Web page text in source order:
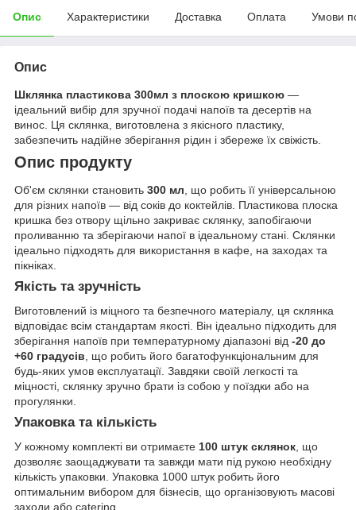
Опис Характеристики Доставка Оплата Умови
Опис
Шклянка пластикова 300мл з плоскою кришкою —
ідеальний вибір для зручної подачі напоїв та десертів на
винос. Ця склянка, виготовлена з якісного пластику,
забезпечить надійне зберігання рідин і збереже їх свіжість.
Опис продукту
Об'єм склянки становить 300 мл, що робить її універсальною
для різних напоїв — від соків до коктейлів. Пластикова плоска
кришка без отвору щільно закриває склянку, запобігаючи
проливанню та зберігаючи напої в ідеальному стані. Склянки
ідеально підходять для використання в кафе, на заходах та
пікніках.
Якість та зручність
Виготовлений із міцного та безпечного матеріалу, ця склянка
відповідає всім стандартам якості. Він ідеально підходить для
зберігання напоїв при температурному діапазоні від -20 до
+60 градусів, що робить його багатофункціональним для
будь-яких умов експлуатації. Завдяки своїй легкості та
міцності, склянку зручно брати із собою у поїздки або на
прогулянки.
Упаковка та кількість
У кожному комплекті ви отримаєте 100 штук склянок , що
дозволяє заощаджувати та завжди мати під рукою необхідну
кількість упаковки. Упаковка 1000 штук робить його
оптимальним вибором для бізнесів, що організовують масові
заходи або catering.